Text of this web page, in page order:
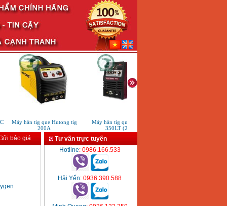
Máy hàn tig que Hutong tig
200A
Máy hàn tig que Worldwel
350LT (220V)
báo giá
Tư vấn trực tuyến
Hotline: 0986.166.533
Hải Yến: 0936.390.588